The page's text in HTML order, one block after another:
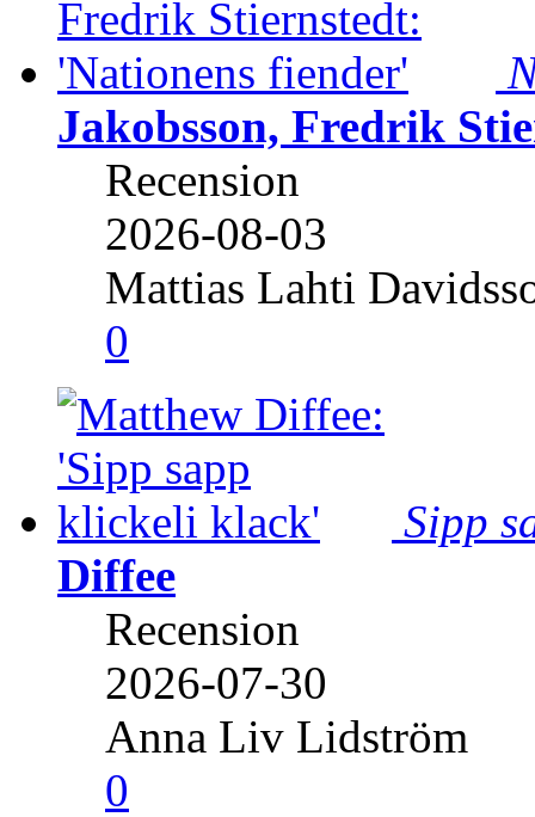
Jakobsson, Fredrik
Recension
2026-08-03
Mattias Lahti
0
Sipp
Diffee
Recension
2026-07-30
Anna Liv Lidström
0